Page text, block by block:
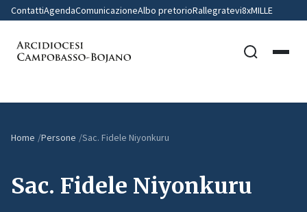
ContattiAgendaComunicazioneAlbo pretorioRallegratevi8xMILLE
Home Persone Sac. Fidele Niyonkuru
Sac. Fidele Niyonkuru